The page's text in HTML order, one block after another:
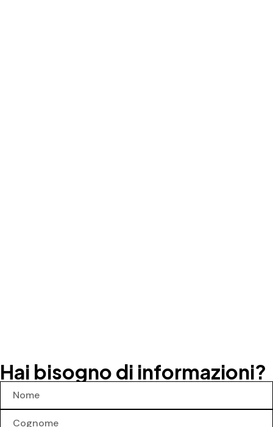
Hai bisogno di informazioni?